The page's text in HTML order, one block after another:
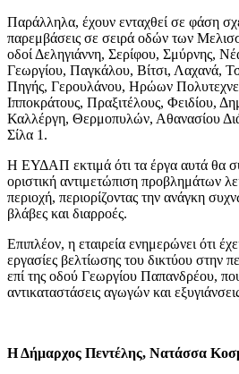
Παράλληλα, έχουν ενταχθεί σε φάση
παρεμβάσεις σε σειρά οδών των
οδοί Δεληγιάννη, Σερίφου, Σμύρνης,
Γεωργίου, Παγκάλου, Βίτσι, Λαχανά,
Πηγής, Γερουλάνου, Ηρώων
Ιπποκράτους, Πραξιτέλους, Φειδίου,
Καλλέργη, Θερμοπυλών, Αθανασίου
Σίλα 1.
Η ΕΥΔΑΠ εκτιμά ότι τα έργα αυτά θα
οριστική αντιμετώπιση προβλημάτων
περιοχή, περιορίζοντας την ανάγκη
βλάβες και διαρροές.
Επιπλέον, η εταιρεία ενημερώνει ότι
εργασίες βελτίωσης του δικτύου στην
επί της οδού Γεωργίου Παπανδρέου,
αντικαταστάσεις αγωγών και
Η Δήμαρχος Πεντέλης, Νατάσσα